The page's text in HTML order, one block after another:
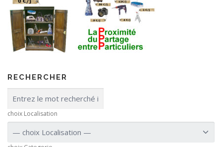
RECHERCHER
choix Localisation